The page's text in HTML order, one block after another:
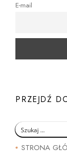
E-mail
PRZEJDŹ
STRONA